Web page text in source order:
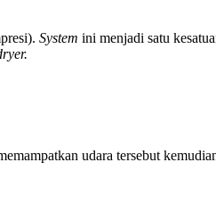
System ini menjadi satu
udara tersebut